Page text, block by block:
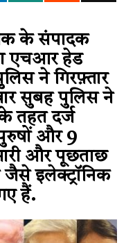
के संपादक
एचआर हेड
ने गिरफ़्तार
सुबह पुलिस ने
तहत दर्ज
और 9
और पूछताछ
इलेक्ट्रॉनिक
हैं.